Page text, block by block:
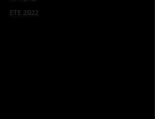
ETE 2022